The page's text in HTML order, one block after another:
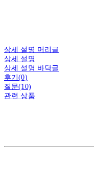
상세 설명 머리글
상세 설명
상세 설명 바닥글
후기(0)
질문(10)
관련 상품